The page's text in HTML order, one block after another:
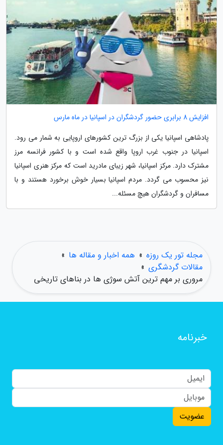
افزایش 8 برابری حضور گردشگران در اسپانیا در ماه مارس
پادشاهی اسپانیا یکی از بزرگ ترین کشورهای اروپایی به شمار می رود.
اسپانیا در جنوب غرب اروپا واقع شده است و با کشور فرانسه مرز
مشترک دارد. مرکز اسپانیا، شهر زیبای مادرید است که مرکز هنری اسپانیا
نیز محسوب می گردد. مردم اسپانیا بسیار خوش برخورد هستند و با
مسافران و گردشگران هیچ مسئله...
مجله تور یک روزه » همه اخبار و مقاله ها »
مقالات گردشگری »
مروری بر مهم ترین آتش سوژی ها در بناهای تاریخی
خبرنامه
عضویت